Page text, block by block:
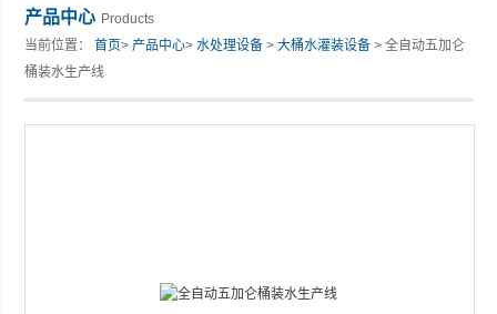
产品中心 Products
当前位置：首页>产品中心>水处理设备 >大桶水灌装设备 > 全自动五加仑
桶装水生产线